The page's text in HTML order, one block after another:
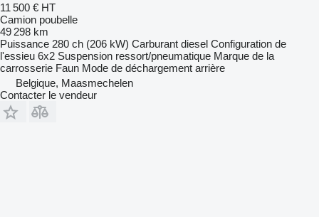
11 500 € HT
Camion poubelle
49 298 km
Puissance 280 ch (206 kW) Carburant diesel Configuration de
l'essieu 6x2 Suspension ressort/pneumatique Marque de la
carrosserie Faun Mode de déchargement arrière
Belgique, Maasmechelen
Contacter le vendeur